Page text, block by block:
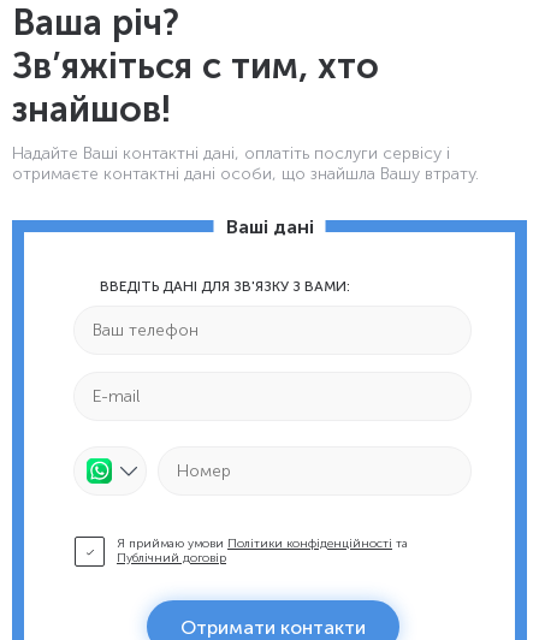
Ваша річ?
Зв’яжіться с тим, хто
знайшов!
Надайте Ваші контактнi дані, оплатіть послуги сервісу і
отримаєте контактні дані особи, що знайшла Вашу втрату.
Ваші дані
ВВЕДІТЬ ДАНІ ДЛЯ ЗВ'ЯЗКУ З ВАМИ:
Я приймаю умови Політики конфіденційності та
Публічний договір
Отримати контакти